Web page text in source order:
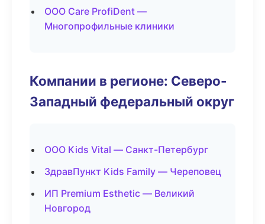
ООО Care ProfiDent —
Многопрофильные клиники
Компании в регионе: Северо-
Западный федеральный округ
ООО Kids Vital — Санкт-Петербург
ЗдравПункт Kids Family — Череповец
ИП Premium Esthetic — Великий
Новгород